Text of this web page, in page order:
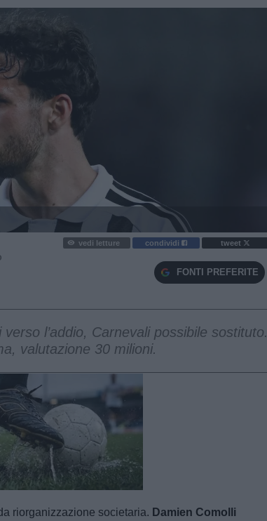
vedi letture condividi
tweet
FONTI PREFERITE
l’addio, Carnevali possibile sostituto.
valutazione 30 milioni.
Loaded
100.00%
riorganizzazione societaria. Damien Comolli